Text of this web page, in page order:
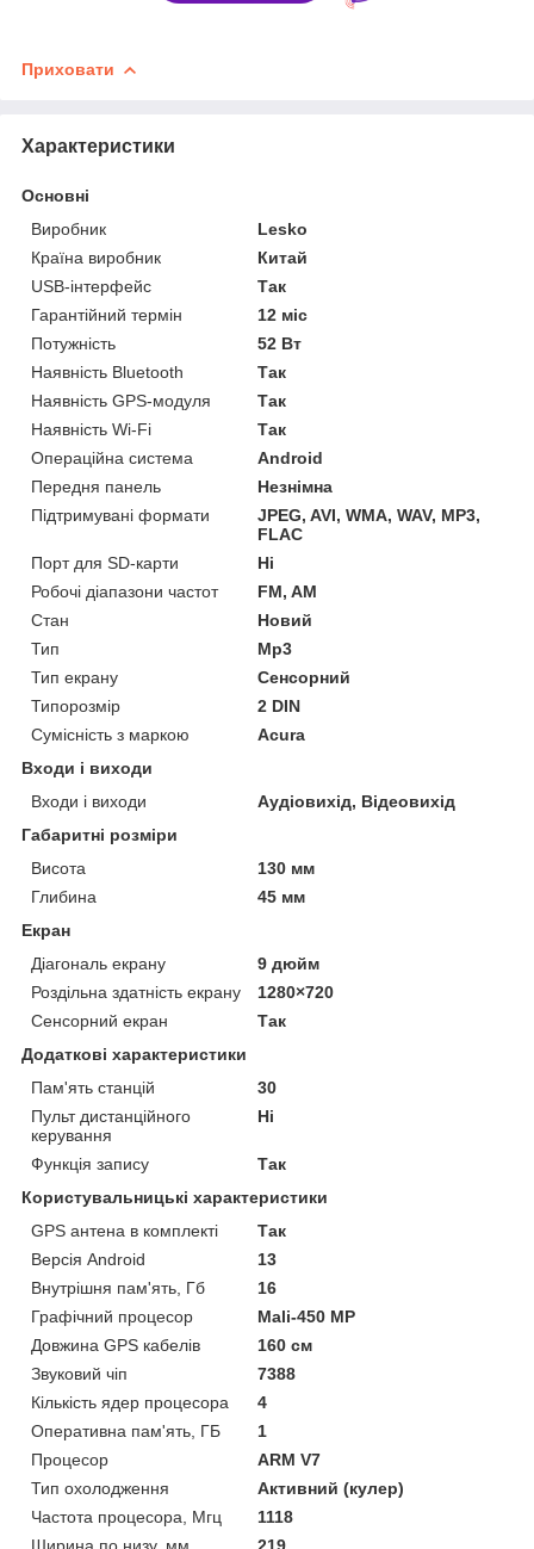
Приховати
Характеристики
Основні
Виробник
Lesko
Країна виробник
Китай
USB-інтерфейс
Так
Гарантійний термін
12 міс
Потужність
52 Вт
Наявність Bluetooth
Так
Наявність GPS-модуля
Так
Наявність Wi-Fi
Так
Операційна система
Android
Передня панель
Незнімна
Підтримувані формати
JPEG, AVI, WMA, WAV, MP3,
FLAC
Порт для SD-карти
Ні
Робочі діапазони частот
FM, AM
Стан
Новий
Тип
Mp3
Тип екрану
Сенсорний
Типорозмір
2 DIN
Сумісність з маркою
Acura
Входи і виходи
Входи і виходи
Аудіовихід, Відеовихід
Габаритні розміри
Висота
130 мм
Глибина
45 мм
Екран
Діагональ екрану
9 дюйм
Роздільна здатність екрану
1280×720
Сенсорний екран
Так
Додаткові характеристики
Пам'ять станцій
30
Пульт дистанційного
керування
Ні
Функція запису
Так
Користувальницькі характеристики
GPS антена в комплекті
Так
Версія Android
13
Внутрішня пам'ять, Гб
16
Графічний процесор
Mali-450 MP
Довжина GPS кабелів
160 см
Звуковий чіп
7388
Кількість ядер процесора
4
Оперативна пам'ять, ГБ
1
Процесор
ARM V7
Тип охолодження
Активний (кулер)
Частота процесора, Мгц
1118